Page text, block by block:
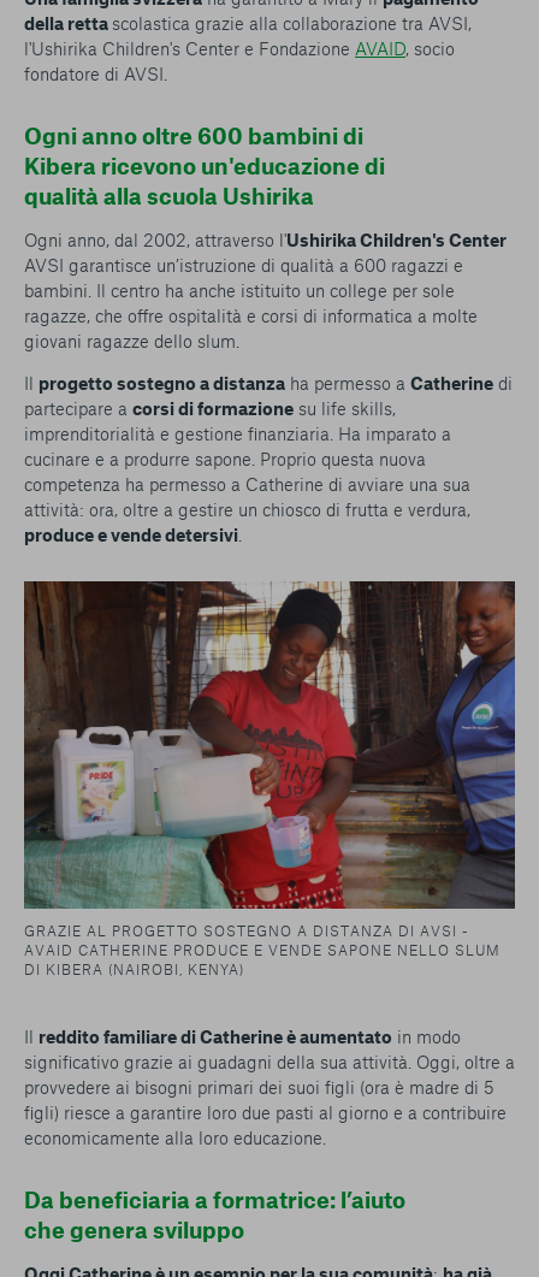
della retta scolastica grazie alla collaborazione tra AVSI,
l'Ushirika Children's Center e Fondazione AVAID, socio
fondatore di AVSI.
Ogni anno oltre 600 bambini di
Kibera ricevono un'educazione di
qualità alla scuola Ushirika
Ogni anno, dal 2002, attraverso l'Ushirika Children's Center
AVSI garantisce un’istruzione di qualità a 600 ragazzi e
bambini. Il centro ha anche istituito un college per sole
ragazze, che offre ospitalità e corsi di informatica a molte
giovani ragazze dello slum.
Il progetto sostegno a distanza ha permesso a Catherine di
partecipare a corsi di formazione su life skills,
imprenditorialità e gestione finanziaria. Ha imparato a
cucinare e a produrre sapone. Proprio questa nuova
competenza ha permesso a Catherine di avviare una sua
attività: ora, oltre a gestire un chiosco di frutta e verdura,
produce e vende detersivi
GRAZIE AL PROGETTO SOSTEGNO A DISTANZA DI AVSI -
AVAID CATHERINE PRODUCE E VENDE SAPONE NELLO SLUM
DI KIBERA (NAIROBI, KENYA)
Il reddito familiare di Catherine è aumentato in modo
significativo grazie ai guadagni della sua attività. Oggi, oltre a
provvedere ai bisogni primari dei suoi figli (ora è madre di 5
figli) riesce a garantire loro due pasti al giorno e a contribuire
economicamente alla loro educazione.
Da beneficiaria a formatrice: l’aiuto
che genera sviluppo